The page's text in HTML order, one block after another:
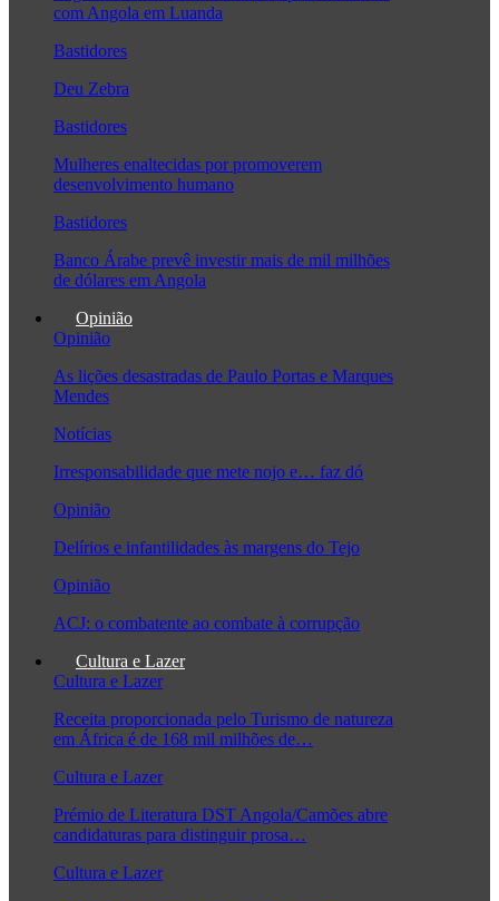
com Angola em Luanda
Bastidores
Deu Zebra
Bastidores
Mulheres enaltecidas por promoverem
desenvolvimento humano
Bastidores
Banco Árabe prevê investir mais de mil milhões
de dólares em Angola
Opinião
Opinião
As lições desastradas de Paulo Portas e Marques
Mendes
Notícias
Irresponsabilidade que mete nojo e… faz dó
Opinião
Delírios e infantilidades às margens do Tejo
Opinião
ACJ: o combatente ao combate à corrupção
Cultura e Lazer
Cultura e Lazer
Receita proporcionada pelo Turismo de natureza
em África é de 168 mil milhões de…
Cultura e Lazer
Prémio de Literatura DST Angola/Camões abre
candidaturas para distinguir prosa…
Cultura e Lazer